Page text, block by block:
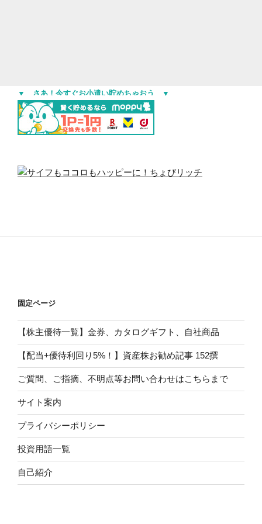
▼ さあ！今すぐお小遣い貯めちゃおう ▼
固定ページ
【株主優待一覧】金券、カタログギフト、自社商品
【配当+優待利回り5%！】資産株お勧め記事 152撰
ご質問、ご指摘、不明点等お問い合わせはこちらまで
サイト案内
プライバシーポリシー
投資用語一覧
自己紹介